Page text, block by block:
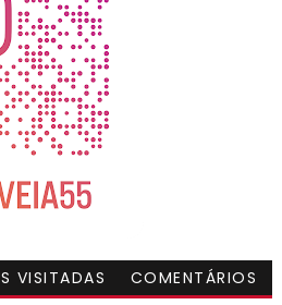
VISITADAS COMENTÁRIOS